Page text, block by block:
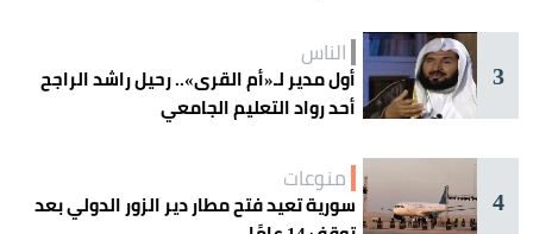
3
الناس
أول مدير لـ«أم القرى».. رحيل راشد الراجح
أحد رواد التعليم الجامعي
4
منوعات
سورية تعيد فتح مطار دير الزور الدولي بعد